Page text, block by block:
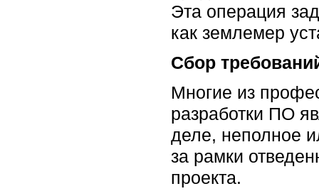
Эта операция
как землемер
Сбор
Многие из
разработки ПО
деле, неполное
за рамки
проекта.